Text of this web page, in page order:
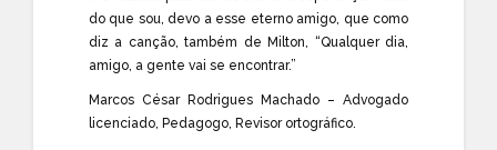
do que sou, devo a esse eterno amigo, que como
diz a canção, também de Milton, “Qualquer dia,
amigo, a gente vai se encontrar.”
Marcos César Rodrigues Machado – Advogado
licenciado, Pedagogo, Revisor ortográfico.